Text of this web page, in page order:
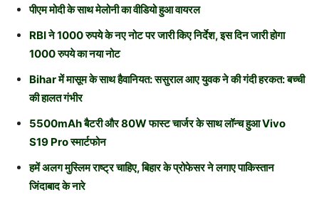
पीएम मोदी के साथ मेलोनी का वीडियो हुआ वायरल
RBI ने 1000 रुपये के नए नोट पर जारी किए निर्देश, इस दिन जारी होगा
1000 रुपये का नया नोट
Bihar में मासूम के साथ हैवानियत: ससुराल आए युवक ने की गंदी हरकत: बच्ची
की हालत गंभीर
5500mAh बैटरी और 80W फास्ट चार्जर के साथ लॉन्च हुआ Vivo
S19 Pro स्मार्टफोन
हमें अलग मुस्लिम राष्ट्र चाहिए, बिहार के प्रोफेसर ने लगाए पाकिस्तान
जिंदाबाद के नारे